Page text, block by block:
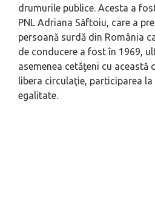
drumurile publice. Acesta a
PNL Adriana Săftoiu, care a
persoană surdă din România
de conducere a fost în 1969,
asemenea cetăţeni cu această
libera circulaţie, participarea
egalitate.